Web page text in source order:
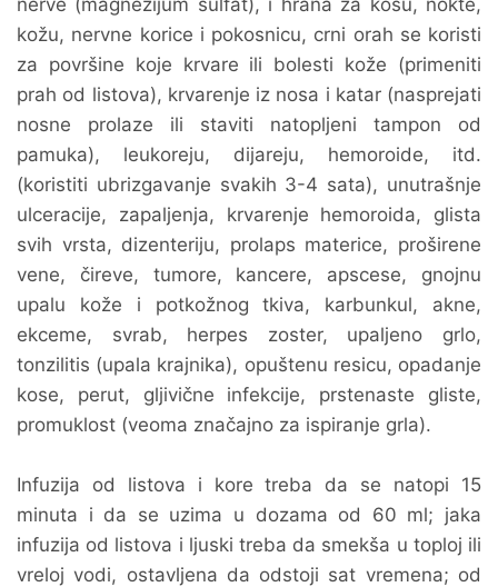
nerve (magnezijum sulfat), i hrana za kosu, nokte,
kožu, nervne korice i pokosnicu, crni orah se koristi
za površine koje krvare ili bolesti kože (primeniti
prah od listova), krvarenje iz nosa i katar (nasprejati
nosne prolaze ili staviti natopljeni tampon od
pamuka), leukoreju, dijareju, hemoroide, itd.
(koristiti ubrizgavanje svakih 3-4 sata), unutrašnje
ulceracije, zapaljenja, krvarenje hemoroida, glista
svih vrsta, dizenteriju, prolaps materice, proširene
vene, čireve, tumore, kancere, apscese, gnojnu
upalu kože i potkožnog tkiva, karbunkul, akne,
ekceme, svrab, herpes zoster, upaljeno grlo,
tonzilitis (upala krajnika), opuštenu resicu, opadanje
kose, perut, gljivične infekcije, prstenaste gliste,
promuklost (veoma značajno za ispiranje grla).
Infuzija od listova i kore treba da se natopi 15
minuta i da se uzima u dozama od 60 ml; jaka
infuzija od listova i ljuski treba da smekša u toploj ili
vreloj vodi, ostavljena da odstoji sat vremena; od